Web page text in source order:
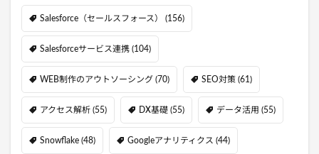
Salesforce（セールスフォース） (156)
Salesforceサービス連携 (104)
WEB制作のアウトソーシング (70) SEO対策 (61)
アクセス解析 (55) DX基礎 (55) データ活用 (55)
Snowflake (48) Googleアナリティクス (44)